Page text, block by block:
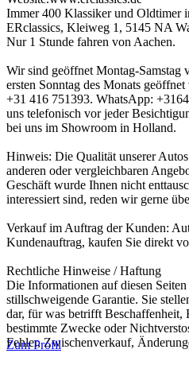
Immer 400 Klassiker und Oldtimer
ERclassics, Kleiweg 1, 5145 NA
Nur 1 Stunde fahren von Aachen.
Wir sind geöffnet Montag-Samstag
ersten Sonntag des Monats
+31 416 751393. WhatsApp:
uns telefonisch vor jeder
bei uns im Showroom in Holland.
Hinweis: Die Qualität unserer
anderen oder vergleichbaren
Geschäft wurde Ihnen nicht
interessiert sind, reden wir gerne
Verkauf im Auftrag der Kunden:
Kundenauftrag, kaufen Sie direkt
Rechtliche Hinweise / Haftung
Die Informationen auf diesen
stillschweigende Garantie. Sie
dar, für was betrifft
bestimmte Zwecke oder
Fehler, Zwischenverkauf,
Zum Profil